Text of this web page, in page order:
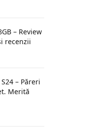
– Review
recenzii
– Păreri
Merită